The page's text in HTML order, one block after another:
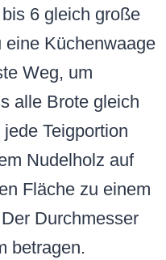
6 gleich große
eine Küchenwaage
Weg, um
alle Brote gleich
Teigportion
Nudelholz auf
Fläche zu einem
Durchmesser
betragen.